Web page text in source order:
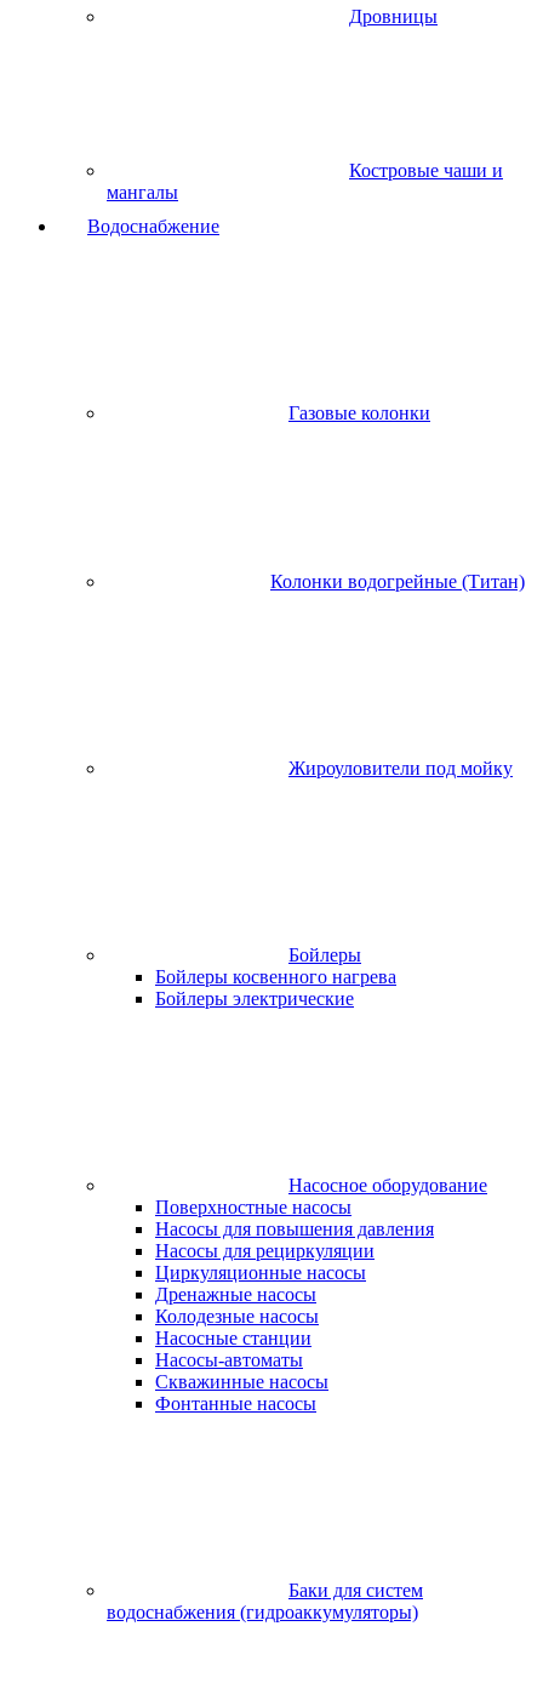
Дровницы
Костровые чаши и
мангалы
Водоснабжение
Газовые колонки
Колонки водогрейные (Титан)
Жироуловители под мойку
Бойлеры
Бойлеры косвенного нагрева
Бойлеры электрические
Насосное оборудование
Поверхностные насосы
Насосы для повышения давления
Насосы для рециркуляции
Циркуляционные насосы
Дренажные насосы
Колодезные насосы
Насосные станции
Насосы-автоматы
Скважинные насосы
Фонтанные насосы
Баки для систем
водоснабжения (гидроаккумуляторы)